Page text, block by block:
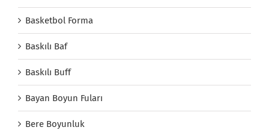
Basketbol Forma
Baskılı Baf
Baskılı Buff
Bayan Boyun Fuları
Bere Boyunluk